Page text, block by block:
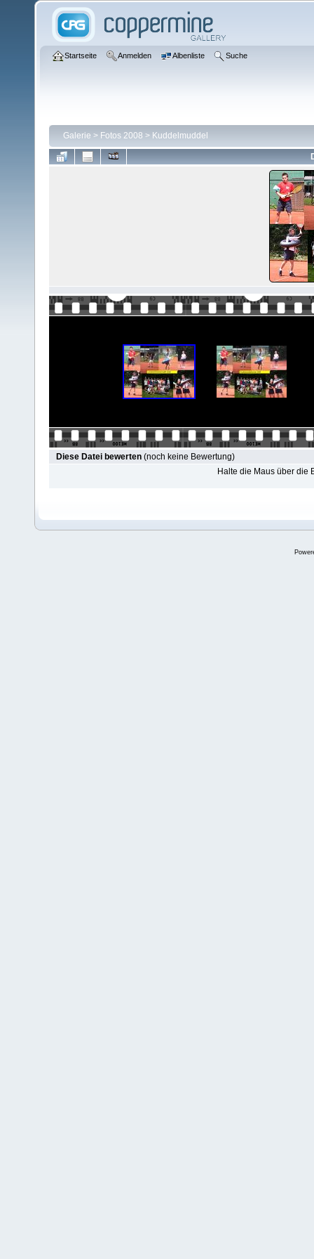
Startseite Anmelden Albenliste Suche
Galerie > Fotos 2008 > Kuddelmuddel
Diese Datei bewerten (noch keine Bewertung)
Halte die Maus über die